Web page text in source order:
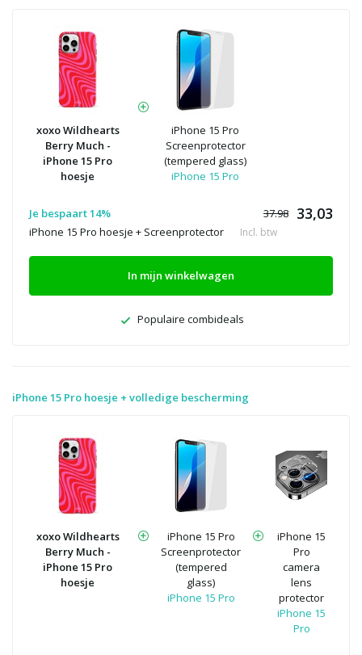
xoxo Wildhearts
Berry Much -
iPhone 15 Pro
hoesje
iPhone 15 Pro
Screenprotector
(tempered glass)
iPhone 15 Pro
Je bespaart 14% 37.98 33,03
iPhone 15 Pro hoesje + Screenprotector Incl. btw
In mijn winkelwagen
Populaire combideals
iPhone 15 Pro hoesje + volledige bescherming
xoxo Wildhearts
Berry Much -
iPhone 15 Pro
hoesje
iPhone 15 Pro
Screenprotector
(tempered
glass)
iPhone 15 Pro
iPhone 15
Pro
camera
lens
protector
iPhone 15
Pro